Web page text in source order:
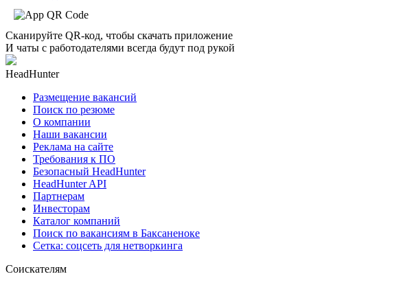
Сканируйте QR-код, чтобы скачать приложение
И чаты с работодателями всегда будут под рукой
HeadHunter
Размещение вакансий
Поиск по резюме
О компании
Наши вакансии
Реклама на сайте
Требования к ПО
Безопасный HeadHunter
HeadHunter API
Партнерам
Инвесторам
Каталог компаний
Поиск по вакансиям в Баксаненоке
Сетка: соцсеть для нетворкинга
Соискателям